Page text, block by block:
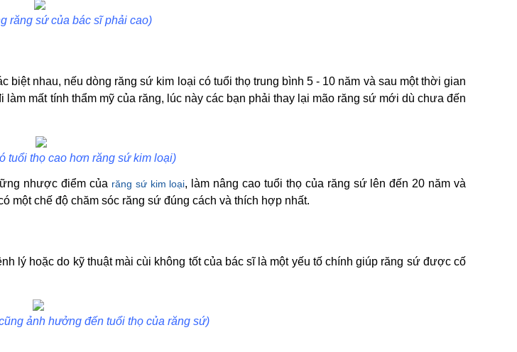
răng sứ của bác sĩ phải cao)
nhau, nếu dòng răng sứ kim loại có tuổi thọ trung bình 5 - 10 năm và sau một thời gian
làm mất tính thẩm mỹ của răng, lúc này các bạn phải thay lại mão răng sứ mới dù chưa đến
tuổi thọ cao hơn răng sứ kim loại)
nhược điểm của răng sứ kim loại, làm nâng cao tuổi thọ của răng sứ lên đến 20 năm và
một chế độ chăm sóc răng sứ đúng cách và thích hợp nhất.
lý hoặc do kỹ thuật mài cùi không tốt của bác sĩ là một yếu tố chính giúp răng sứ được cố
ảnh hưởng đến tuổi thọ của răng sứ)